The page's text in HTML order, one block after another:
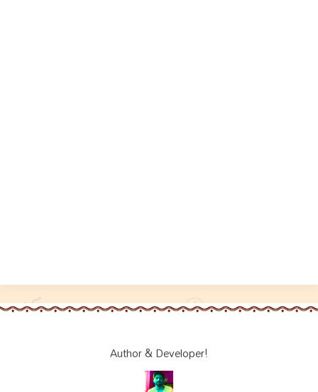
Author & Developer!